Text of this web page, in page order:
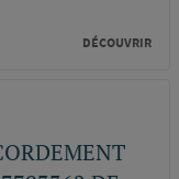
DÉCOUVRIR